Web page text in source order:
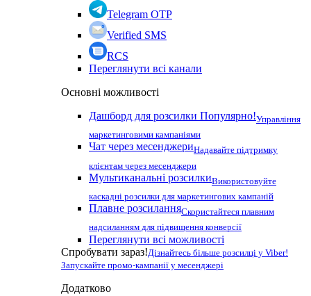
Telegram OTP
Verified SMS
RCS
Переглянути всі канали
Основні можливості
Дашборд для розсилки Популярно!Управління
маркетинговими кампаніями
Чат через месенджериНадавайте підтримку
клієнтам через месенджери
Мультиканальні розсилкиВикористовуйте
каскадні розсилки для маркетингових кампаній
Плавне розсиланняСкористайтеся плавним
надсиланням для підвищення конверсії
Переглянути всі можливості
Спробувати зараз!Дізнайтесь більше розсилці у Viber!
Запускайте промо-кампанії у месенджері
Додатково